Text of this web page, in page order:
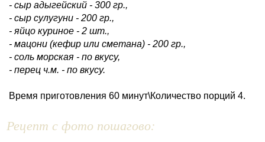
- сыр адыгейский - 300 гр.,
- сыр сулугуни - 200 гр.,
- яйцо куриное - 2 шт.,
- мацони (кефир или сметана) - 200 гр.,
- соль морская - по вкусу,
- перец ч.м. - по вкусу.
Время приготовления 60 минут\Количество порций 4.
Рецепт с фото пошагово: